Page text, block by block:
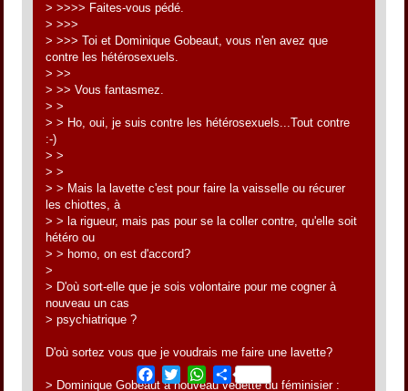
> >>>> Faites-vous pédé.
> >>>
> >>> Toi et Dominique Gobeaut, vous n'en avez que
contre les hétérosexuels.
> >>
> >> Vous fantasmez.
> >
> > Ho, oui, je suis contre les hétérosexuels...Tout contre
:-)
> >
> >
> > Mais la lavette c'est pour faire la vaisselle ou récurer
les chiottes, à
> > la rigueur, mais pas pour se la coller contre, qu'elle soit
hétéro ou
> > homo, on est d'accord?
>
> D'où sort-elle que je sois volontaire pour me cogner à
nouveau un cas
> psychiatrique ?
D'où sortez vous que je voudrais me faire une lavette?
> Dominique Gobeaut à nouveau vedette du féminisier :
Facebook
Twitter WhatsApp
Share